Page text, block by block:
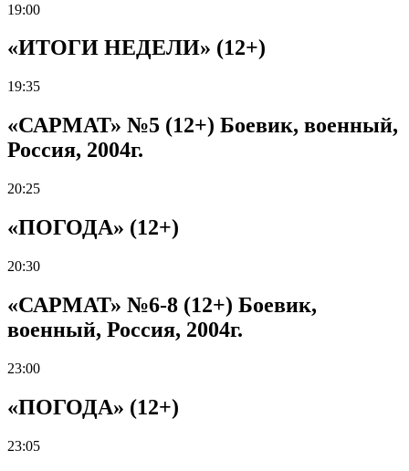
19:00
«ИТОГИ НЕДЕЛИ» (12+)
19:35
«САРМАТ» №5 (12+) Боевик, военный,
Россия, 2004г.
20:25
«ПОГОДА» (12+)
20:30
«САРМАТ» №6-8 (12+) Боевик,
военный, Россия, 2004г.
23:00
«ПОГОДА» (12+)
23:05